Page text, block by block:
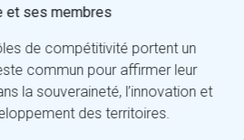
et ses membres
de compétitivité portent un
commun pour affirmer leur
la souveraineté, l’innovation et
des territoires.